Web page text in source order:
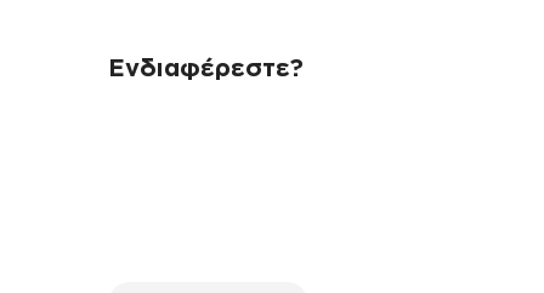
Ενδιαφέρεστε?